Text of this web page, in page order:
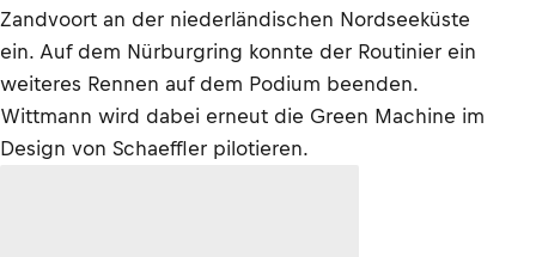
Zandvoort an der niederländischen Nordseeküste
ein. Auf dem Nürburgring konnte der Routinier ein
weiteres Rennen auf dem Podium beenden.
Wittmann wird dabei erneut die Green Machine im
Design von Schaeffler pilotieren.